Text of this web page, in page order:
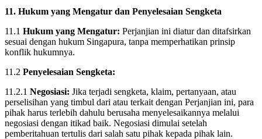
11. Hukum yang Mengatur dan Penyelesaian Sengketa
11.1 Hukum yang Mengatur: Perjanjian ini diatur dan ditafsirkan
sesuai dengan hukum Singapura, tanpa memperhatikan prinsip
konflik hukumnya.
11.2 Penyelesaian Sengketa:
11.2.1 Negosiasi: Jika terjadi sengketa, klaim, pertanyaan, atau
perselisihan yang timbul dari atau terkait dengan Perjanjian ini, para
pihak harus terlebih dahulu berusaha menyelesaikannya melalui
negosiasi dengan itikad baik. Negosiasi dimulai setelah
pemberitahuan tertulis dari salah satu pihak kepada pihak lain.